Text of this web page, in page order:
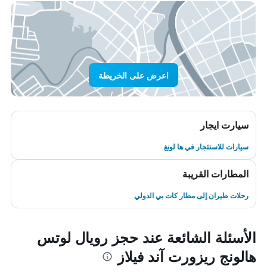
اعرض على الخريطة
سيارت ايجار
سيارات للاستئجار في ها لونغ
المطارات القريبة
رحلات طيران إلى مطار كات بي الدولي
الأسئلة الشائعة عند حجز رويال لوتس
هالونج ريزورت آند فيلاز